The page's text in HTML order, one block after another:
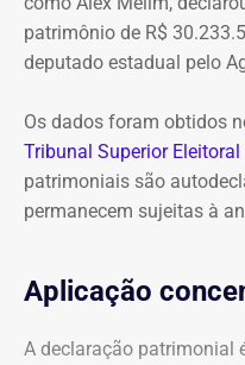
cobra R$ 778,9 mil de
danos morais coletivos.
Globo”
patrimônio de R$
deputado estadual pelo
Os dados foram obtidos
Tribunal Superior Eleitoral
patrimoniais são
permanecem sujeitas à
Aplicação
A declaração patrimonial